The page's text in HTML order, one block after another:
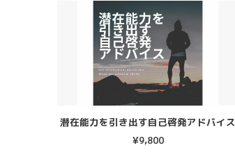
潜在能力を引き出す自己啓発アドバイス
¥9,800